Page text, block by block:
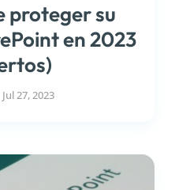
proteger su
en 2023
Jul 27, 2023